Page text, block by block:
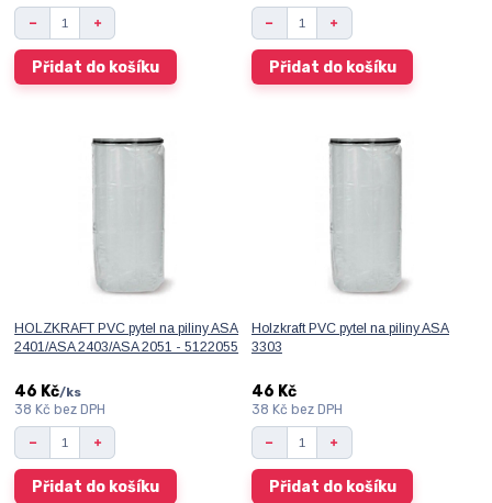
Přidat do košíku Přidat do košíku
HOLZKRAFT PVC pytel na piliny ASA
2401/ASA 2403/ASA 2051 - 5122055
46 Kč/ks
38 Kč bez DPH
Přidat do košíku
Holzkraft PVC pytel na piliny ASA
3303
46 Kč
38 Kč bez DPH
Přidat do košíku